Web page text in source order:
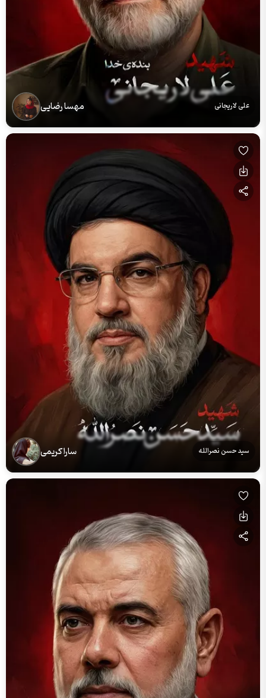
علی لاریجانی مهسا رضایی
سید حسن نصرالله سارا کریمی